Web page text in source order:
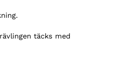
täcks med